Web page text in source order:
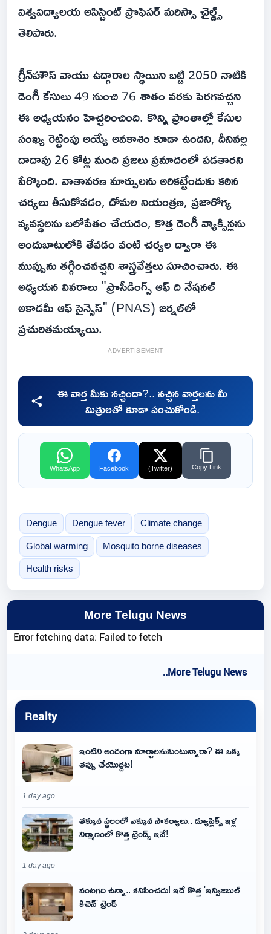
విశ్వవిద్యాలయ అసిస్టెంట్ ప్రొఫెసర్ మరిస్సా చైల్డ్స్
తెలిపారు.
గ్రీన్‌హౌస్ వాయు ఉద్గారాల స్థాయిని బట్టి 2050 నాటికి
డెంగీ కేసులు 49 నుంచి 76 శాతం వరకు పెరగవచ్చని
ఈ అధ్యయనం హెచ్చరించింది. కొన్ని ప్రాంతాల్లో కేసుల
సంఖ్య రెట్టింపు అయ్యే అవకాశం కూడా ఉందని, దీనివల్ల
దాదాపు 26 కోట్ల మంది ప్రజలు ప్రమాదంలో పడతారని
పేర్కొంది. వాతావరణ మార్పులను అరికట్టేందుకు కఠిన
చర్యలు తీసుకోవడం, దోమల నియంత్రణ, ప్రజారోగ్య
వ్యవస్థలను బలోపేతం చేయడం, కొత్త డెంగీ వ్యాక్సిన్లను
అందుబాటులోకి తేవడం వంటి చర్యల ద్వారా ఈ
ముప్పును తగ్గించవచ్చని శాస్త్రవేత్తలు సూచించారు. ఈ
అధ్యయన వివరాలు "ప్రొసీడింగ్స్ ఆఫ్ ది నేషనల్
అకాడమీ ఆఫ్ సైన్సెస్" (PNAS) జర్నల్‌లో
ప్రచురితమయ్యాయి.
ADVERTISEMENT
ఈ వార్త మీకు నచ్చిందా?.. నచ్చిన వార్తలను మీ
మిత్రులతో కూడా పంచుకోండి.
WhatsApp Facebook (Twitter) Copy Link
Dengue Dengue fever Climate change
Global warming Mosquito borne diseases
Health risks
More Telugu News
Error fetching data: Failed to fetch
..More Telugu News
Realty
ఇంటిని అందంగా మార్చాలనుకుంటున్నారా? ఈ ఒక్క
తప్పు చేయొద్దట!
1 day ago
తక్కువ స్థలంలో ఎక్కువ సౌకర్యాలు.. డ్యూప్లెక్స్ ఇళ్ల
నిర్మాణంలో కొత్త ట్రెండ్స్ ఇవే!
1 day ago
వంటగది ఉన్నా.. కనిపించదు! ఇదే కొత్త 'ఇన్విజిబుల్
కిచెన్' ట్రెండ్